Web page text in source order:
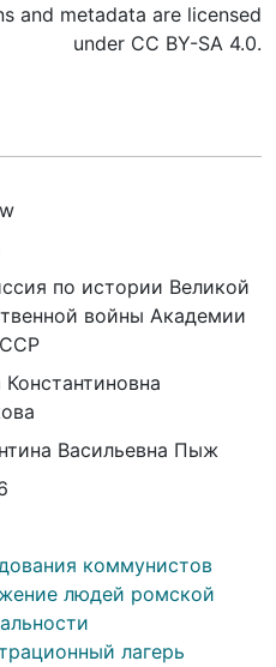
and metadata are licensed
under CC BY-SA 4.0.
по истории Великой
войны Академии
Васильевна Пыж
коммунистов
людей ромской
лагерь